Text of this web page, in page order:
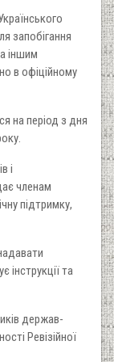
запобігання
іншим
в офіційному
на період з дня
і
членам
підтримку,
інструкції та
держав-
Ревізійної